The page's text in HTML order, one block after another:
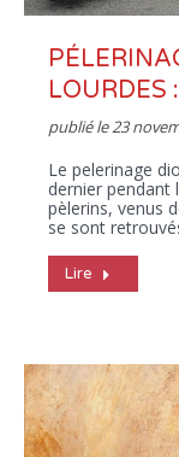
LOURDES
publié le23
Le pelerinage
dernier pendant
pèlerins, venus
se sont
Lire